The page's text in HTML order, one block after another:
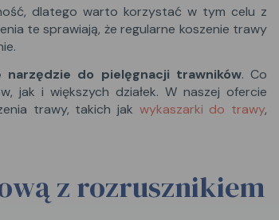
dlatego warto korzystać w tym celu z
te sprawiają, że regularne koszenie trawy
narzędzie do pielęgnacji trawników. Co
jak i większych działek. W naszej ofercie
trawy, takich jak wykaszarki do trawy,
z rozrusznikiem